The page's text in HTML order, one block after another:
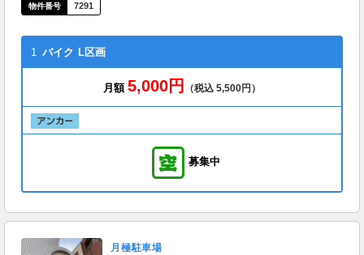
7291
1 バイク L区画
月額 5,000円 （税込 5,500円）
募集中
月極駐車場